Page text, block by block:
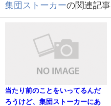
集団ストーカーの関連記事
当たり前のことをいってるんだ
ろうけど、集団ストーカーにあ